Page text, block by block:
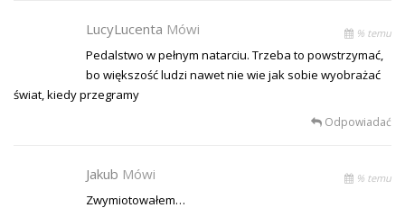
LucyLucenta Mówi % temu
Pedalstwo w pełnym natarciu. Trzeba to powstrzymać,
bo większość ludzi nawet nie wie jak sobie wyobrażać
świat, kiedy przegramy
Odpowiadać
Jakub Mówi % temu
Zwymiotowałem…